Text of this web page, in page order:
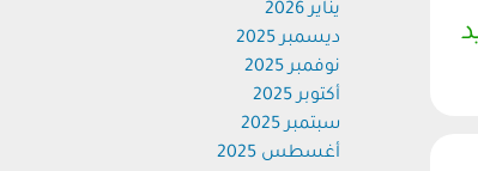
يناير 2026
ديسمبر 2025
نوفمبر 2025
أكتوبر 2025
سبتمبر 2025
أغسطس 2025